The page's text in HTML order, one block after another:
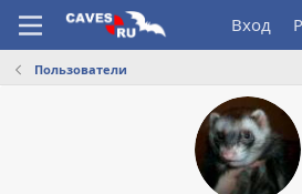
Вход
Пользователи